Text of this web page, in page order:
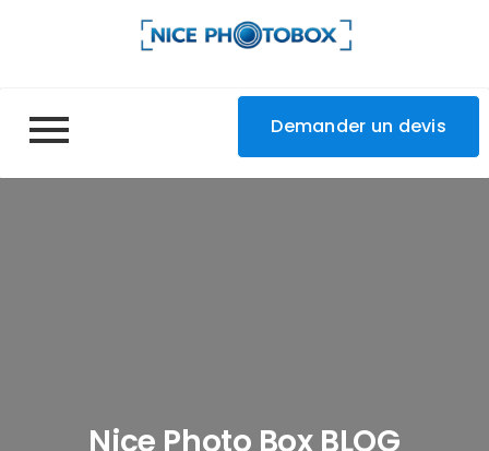
Demander un devis
Nice Photo Box BLOG